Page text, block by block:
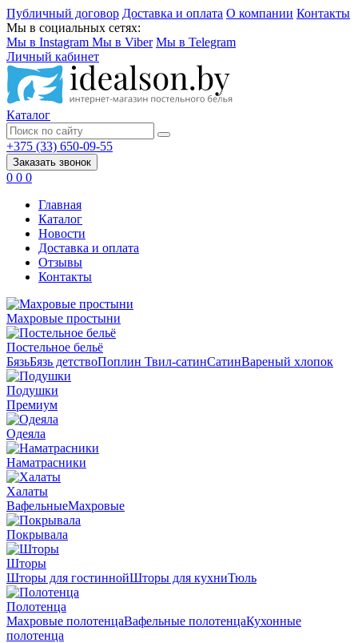
Публичный договор Доставка и оплата О компании Контакты
Мы в социальных сетях:
Мы в Instagram Мы в Viber Мы в Telegram
Личный кабинет
Каталог
+375 (33) 650-09-55
Заказать звонок
0 0 0
Главная
Каталог
Новости
Доставка и оплата
Отзывы
Контакты
Махровые простыни
Постельное бельё
БязьБязь детствоПоплин Твил-сатинСатинВареный хлопок
Подушки
Премиум
Одеяла
Наматрасники
Халаты
ВафельныеМахровые
Покрывала
Шторы
Шторы для гостиннойШторы для кухниТюль
Полотенца
Махровые полотенцаВафельные полотенцаКухонные
полотенца